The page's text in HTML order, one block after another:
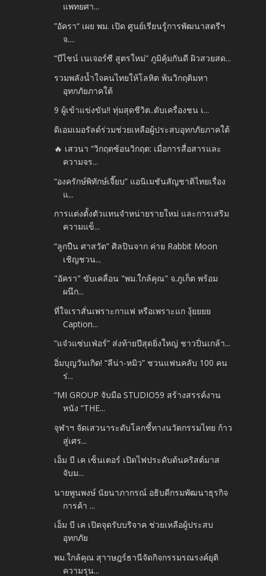
แพทยศา...
”อัครา“ เผย พม. เปิด ศูนย์เรียนรู้การพัฒนาสตรีฯ
จ....
“บีไชน์ เนเจอร์ซี สูตรใหม่” ภูมิคุ้มกันดี ผิวสวยสด...
รวมพลังน้ำใจคนไทยให้โลหิต พ้นวิกฤติมหา
อุทกภัยภาคใต้
9 ผู้เข้าแข่งขัน!! ทุ่มสุดชีวิต..ดับเครื่องชน เ...
ดิเอมเมอรัลด์ร่วมช่วยเหลือผู้ประสบอุทกภัยภาคใต้
🔥 เสวนา “วิกฤตซ้อนวิกฤต: เมื่อการสื่อสารและ
ความจร...
“องครักษ์พิทักษ์เจี๊ยบ” แอนิเมชันสัญชาติไทยเรื่อง
แ...
การแต่งตั้งตัวแทนจำหน่ายรายใหม่ และการเสริม
ความแข็...
“ลูกปืน ศาสวัต” ศิลปินจาก ค่าย Rabbit Moon
เชิญชวน...
"อัครา" ขับเคลื่อน "พม.ใกล้คุณ" จ.ภูเก็ต พร้อม
ผนึก...
ที่ใจเราสั่นเพราะกาแฟ หรือเพราะแก งุ้ยยยย
Caption...
“แจ๋วแซ่บเฟ่อร์” ส่งท้ายปีสุดยิ่งใหญ่ ชาวปิ่นเกล้า...
อิ่มบุญวันเกิด! “ลีน่า-หมิว” ชวนแฟนคลับ 100 คน
ร่...
“MI GROUP จับมือ STUDIO59 สร้างสรรค์งาน
หนัง “THE...
จุฬาฯ จัดเสวนาระดับโลกชี้ทางนวัตกรรมไทย ก้าว
สู่เศร...
เอ็ม บี เค เซ็นเตอร์ เปิดไฟประดับต้นคริสต์มาส
จับม...
นายพูนพงษ์ นัยนาภากรณ์ อธิบดีกรมพัฒนาธุรกิจ
การค้า ...
เอ็ม บี เค เปิดจุดรับบริจาค ช่วยเหลือผู้ประสบ
อุทกภัย
พม.ใกล้คุณ สุาาษฎร์ธานีจัดกิจกรรมรณรงค์ยุติ
ความรุน...